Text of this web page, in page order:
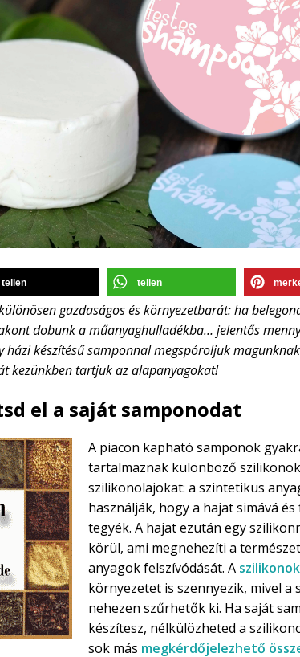
teilen teilen
gazdaságos és környezetbarát: ha
dobunk a műanyaghulladékba… jelentős
házi készítésű samponnal megspóroljuk
kezünkben tartjuk az alapanyagokat!
el a saját samponodat
A piacon kapható samponok
tartalmaznak különböző
szilikonolajokat: a szintetikus
használják, hogy a hajat simává és
tegyék. A hajat ezután egy
körül, ami megnehezíti a
anyagok felszívódását. A szilikonok
környezetet is szennyezik, mivel a
nehezen szűrhetők ki. Ha saját
készítesz, nélkülözheted a
sok más megkérdőjelezhető